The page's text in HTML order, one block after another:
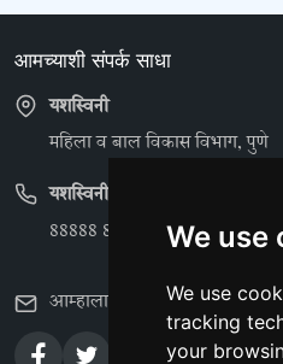
We use
We use
tracking
your
आमच्याशी संपर्क साधा
यशस्विनी
महिला व बाल विकास विभाग, पुणे
यशस्विनी
88888 88888
आम्हाला ईमेल करा :